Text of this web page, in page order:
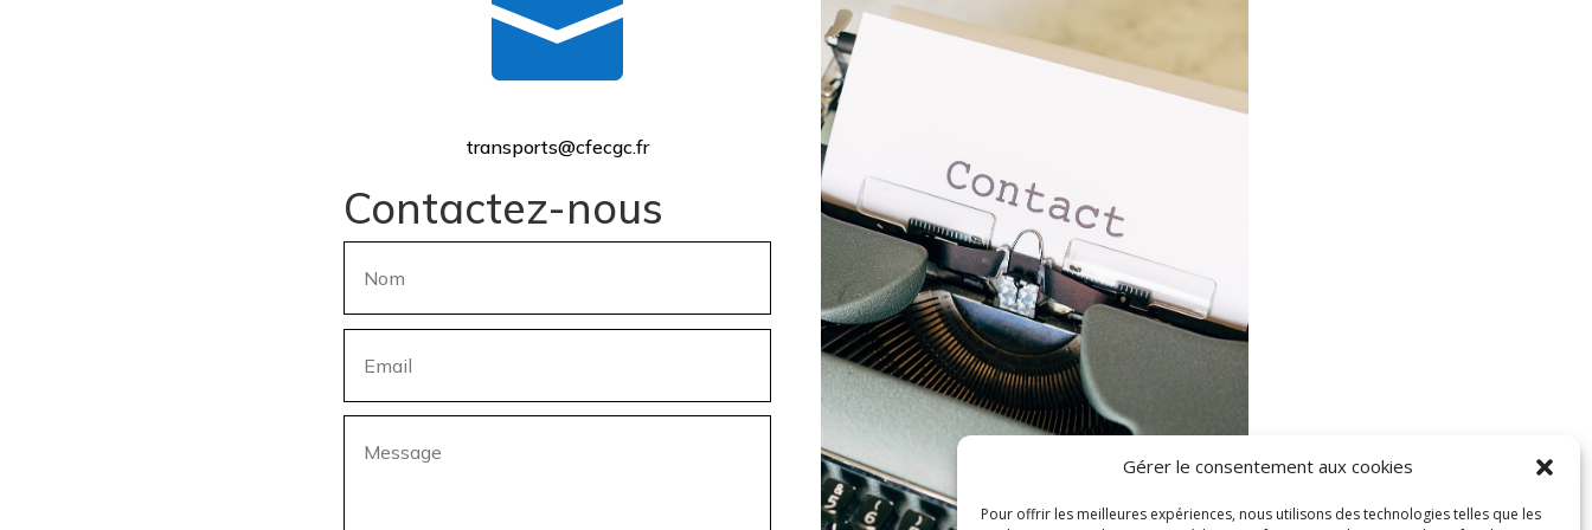
Gérer le consentement aux cookies
Pour offrir les meilleures expériences, nous utilisons des technologies telles que les

transports@cfecgc.fr
Contactez-nous